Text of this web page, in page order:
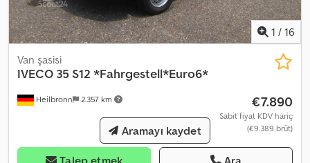
Hasar: yok Anahtar sayısı: 4 Mali Bilgiler Kiralama fiyatı: Ayda 277 €
(kargo minibüsü, 72 ay); Daha fazla bilgi ve koşullar için lütfen
iletişime geçin.
1 / 16
Heilbronn 2.357 km
Van şasisi
IVECO 35 S12 *Fahrgestell*Euro6*
€7.890
Sabit fiyat KDV hariç
(€9.389 brüt)
Aramayı kaydet